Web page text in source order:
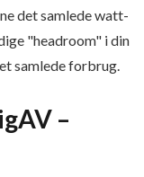
det samlede watt-
"headroom" i din
samlede forbrug.
–